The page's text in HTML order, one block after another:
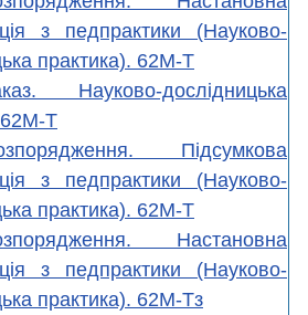
з педпрактики (Науково-
практика). 62М-Т
Науково-дослідницька
62М-Т
Підсумкова
з педпрактики (Науково-
практика). 62М-Т
Настановна
з педпрактики (Науково-
практика). 62М-Тз